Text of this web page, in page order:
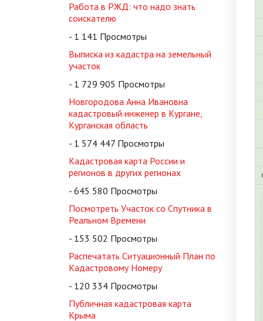
Работа в РЖД: что надо знать
соискателю
- 1 141 Просмотры
Выписка из кадастра на земельный
участок
- 1 729 905 Просмотры
Новгородова Анна Ивановна
кадастровый инженер в Кургане,
Курганская область
- 1 574 447 Просмотры
Кадастровая карта России и
регионов в других регионах
- 645 580 Просмотры
Посмотреть Участок со Спутника в
Реальном Времени
- 153 502 Просмотры
Распечатать Ситуационный План по
Кадастровому Номеру
- 120 334 Просмотры
Публичная кадастровая карта
Крыма